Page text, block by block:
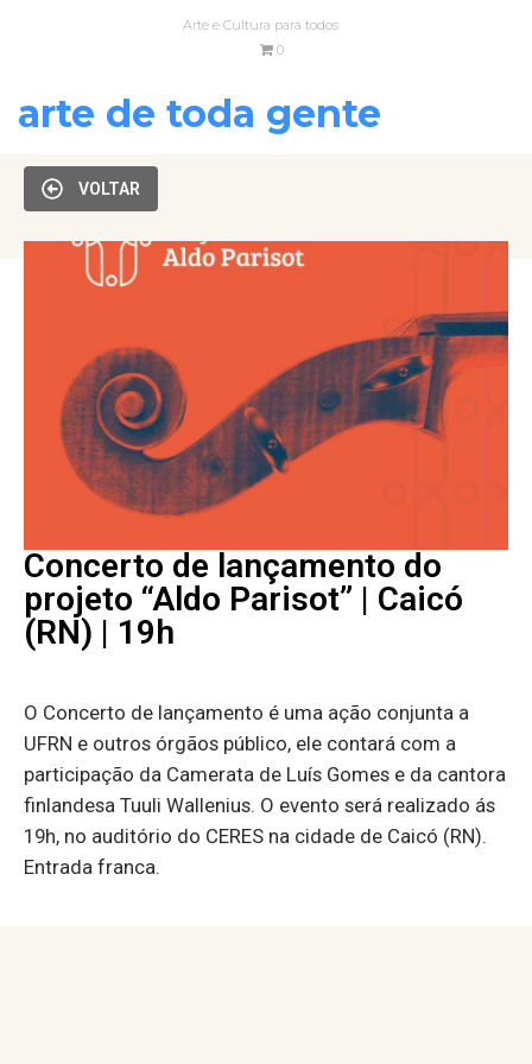
Arte e Cultura para todos
0
arte de toda gente
VOLTAR
Concerto de lançamento do
projeto “Aldo Parisot” | Caicó
(RN) | 19h
O Concerto de lançamento é uma ação conjunta a
UFRN e outros órgãos público, ele contará com a
participação da Camerata de Luís Gomes e da cantora
finlandesa Tuuli Wallenius. O evento será realizado ás
19h, no auditório do CERES na cidade de Caicó (RN).
Entrada franca.